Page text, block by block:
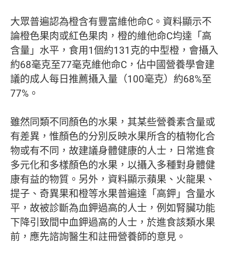
大眾普遍認為橙含有豐富維他命C。資料顯示不
論橙色果肉或紅色果肉，橙的維他命C均達「高
含量」水平，食用1個約131克的中型橙，會攝入
約68毫克至77毫克維他命C，佔中國營養學會建
議的成人每日推薦攝入量（100毫克）約68%至
77%。
雖然同類不同顏色的水果，其某些營養素含量或
有差異，惟顏色的分別反映水果所含的植物化合
物或有不同，故建議身體健康的人士，日常進食
多元化和多樣顏色的水果，以攝入多種對身體健
康有益的物質。另外，資料顯示蘋果、火龍果、
提子、奇異果和橙等水果普遍達「高鉀」含量水
平，故被診斷為血鉀過高的人士，例如腎臟功能
下降引致間中血鉀過高的人士，於進食該類水果
前，應先諮詢醫生和註冊營養師的意見。